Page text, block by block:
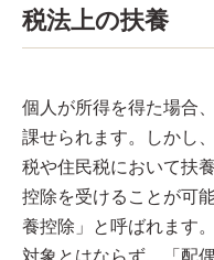
税法上の扶養
個人が所得を得た場合
課せられます。しかし
税や住民税において扶
控除を受けることが可
養控除」と呼ばれます